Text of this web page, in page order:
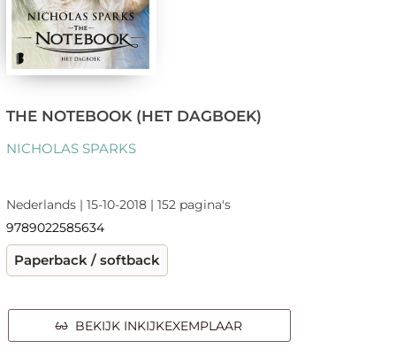
THE NOTEBOOK (HET DAGBOEK)
NICHOLAS SPARKS
Nederlands | 15-10-2018 | 152 pagina's
9789022585634
Paperback / softback
BEKIJK INKIJKEXEMPLAAR